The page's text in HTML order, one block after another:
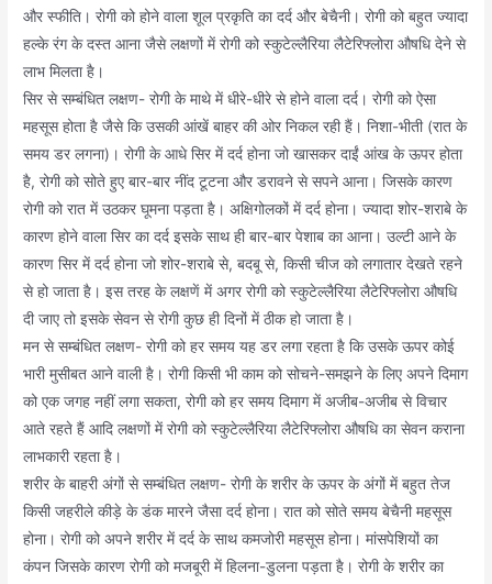
और स्फीति। रोगी को होने वाला शूल प्रकृति का दर्द और बेचैनी। रोगी को बहुत ज्यादा
हल्के रंग के दस्त आना जैसे लक्षणों में रोगी को स्कुटेल्लैरिया लैटेरिफ्लोरा औषधि देने से
लाभ मिलता है।
सिर से सम्बंधित लक्षण- रोगी के माथे में धीरे-धीरे से होने वाला दर्द। रोगी को ऐसा
महसूस होता है जैसे कि उसकी आंखें बाहर की ओर निकल रही हैं। निशा-भीती (रात के
समय डर लगना)। रोगी के आधे सिर में दर्द होना जो खासकर दाईं आंख के ऊपर होता
है, रोगी को सोते हुए बार-बार नींद टूटना और डरावने से सपने आना। जिसके कारण
रोगी को रात में उठकर घूमना पड़ता है। अक्षिगोलकों में दर्द होना। ज्यादा शोर-शराबे के
कारण होने वाला सिर का दर्द इसके साथ ही बार-बार पेशाब का आना। उल्टी आने के
कारण सिर में दर्द होना जो शोर-शराबे से, बदबू से, किसी चीज को लगातार देखते रहने
से हो जाता है। इस तरह के लक्षणें में अगर रोगी को स्कुटेल्लैरिया लैटेरिफ्लोरा औषधि
दी जाए तो इसके सेवन से रोगी कुछ ही दिनों में ठीक हो जाता है।
मन से सम्बंधित लक्षण- रोगी को हर समय यह डर लगा रहता है कि उसके ऊपर कोई
भारी मुसीबत आने वाली है। रोगी किसी भी काम को सोचने-समझने के लिए अपने दिमाग
को एक जगह नहीं लगा सकता, रोगी को हर समय दिमाग में अजीब-अजीब से विचार
आते रहते हैं आदि लक्षणों में रोगी को स्कुटेल्लैरिया लैटेरिफ्लोरा औषधि का सेवन कराना
लाभकारी रहता है।
शरीर के बाहरी अंगों से सम्बंधित लक्षण- रोगी के शरीर के ऊपर के अंगों में बहुत तेज
किसी जहरीले कीड़े के डंक मारने जैसा दर्द होना। रात को सोते समय बेचैनी महसूस
होना। रोगी को अपने शरीर में दर्द के साथ कमजोरी महसूस होना। मांसपेशियों का
कंपन जिसके कारण रोगी को मजबूरी में हिलना-डुलना पड़ता है। रोगी के शरीर का